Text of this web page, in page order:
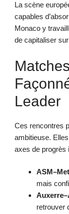
La scène
capables
Monaco y
de capitaliser
Leader
Ces rencontres
ambitieuse.
axes de progrès
mais
retrouver